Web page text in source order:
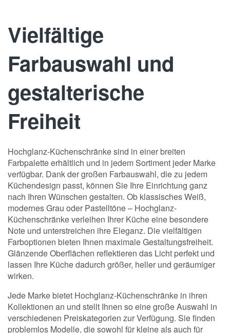
Vielfältige
Farbauswahl und
gestalterische
Freiheit
Hochglanz-Küchenschränke sind in einer breiten
Farbpalette erhältlich und in jedem Sortiment jeder Marke
verfügbar. Dank der großen Farbauswahl, die zu jedem
Küchendesign passt, können Sie Ihre Einrichtung ganz
nach Ihren Wünschen gestalten. Ob klassisches Weiß,
modernes Grau oder Pastelltöne – Hochglanz-
Küchenschränke verleihen Ihrer Küche eine besondere
Note und unterstreichen ihre Eleganz. Die vielfältigen
Farboptionen bieten Ihnen maximale Gestaltungsfreiheit.
Glänzende Oberflächen reflektieren das Licht perfekt und
lassen Ihre Küche dadurch größer, heller und geräumiger
wirken.
Jede Marke bietet Hochglanz-Küchenschränke in ihren
Kollektionen an und stellt Ihnen so eine große Auswahl in
verschiedenen Preiskategorien zur Verfügung. Sie finden
problemlos Modelle, die sowohl für kleine als auch für